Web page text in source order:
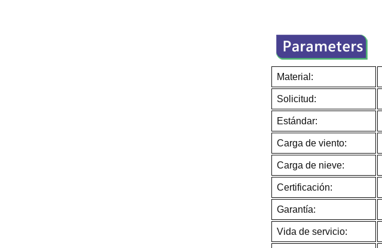
Material:
Solicitud:
Estándar:
Carga de viento:
Carga de nieve:
Certificación:
Garantía:
Vida de servicio: